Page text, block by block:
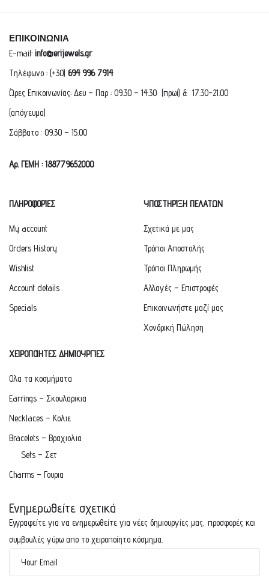
ΕΠΙΚΟΙΝΩΝΙΑ
E-mail: info@erijewels.gr
Τηλέφωνο : (+30) 694 996 7914
Ώρες Επικοινωνίας: Δευ – Παρ : 09.30 – 14.30 (πρωί) & 17.30-21.00
(απόγευμα)
Σάββατο : 09.30 – 15.00
Αρ. ΓΕΜΗ : 188779652000
ΠΛΗΡΟΦΟΡΙΕΣ
My account
Orders History
Wishlist
Account details
Specials
ΥΠΟΣΤΗΡΙΞΗ ΠΕΛΑΤΩΝ
Σχετικά με μας
Τρόποι Αποστολής
Τρόποι Πληρωμής
Αλλαγές – Επιστροφές
Επικοινωνήστε μαζί μας
Χονδρική Πώληση
ΧΕΙΡΟΠΟΙΗΤΕΣ ΔΗΜΙΟΥΡΓΙΕΣ
Ολα τα κοσμήματα
Earrings – Σκουλαρικια
Necklaces – Κολιε
Bracelets – Βραχιολια
Sets – Σετ
Charms – Γουρια
Ενημερωθείτε σχετικά
Εγγραφείτε για να ενημερωθείτε για νέες δημιουργίες μας, προσφορές και
συμβουλές γύρω απο το χειροποίητο κόσμημα.
Your Email